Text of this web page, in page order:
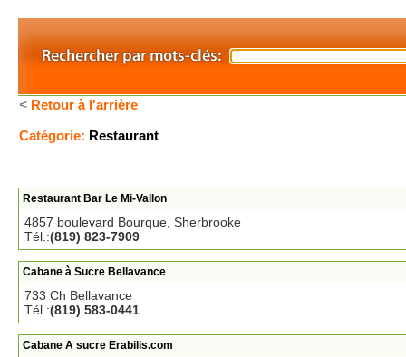
< Retour à l'arrière
Catégorie: Restaurant
Restaurant Bar Le Mi-Vallon
4857 boulevard Bourque, Sherbrooke
Tél.:(819) 823-7909
Cabane à Sucre Bellavance
733 Ch Bellavance
Tél.:(819) 583-0441
Cabane A sucre Erabilis.com